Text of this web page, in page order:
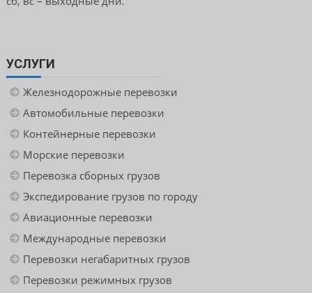
УСЛУГИ
Железнодорожные перевозки
Автомобильные перевозки
Контейнерные перевозки
Морские перевозки
Перевозка сборных грузов
Экспедирование грузов по городу
Авиационные перевозки
Международные перевозки
Перевозки негабаритных грузов
Перевозки режимных грузов